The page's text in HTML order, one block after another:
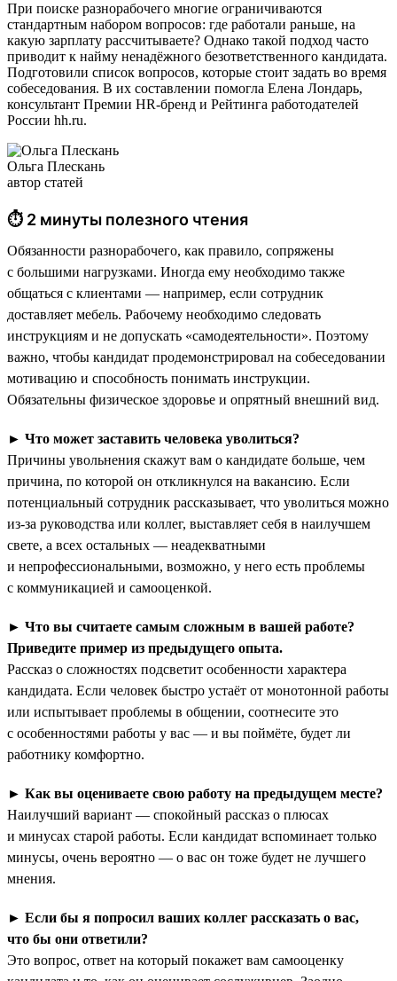
При поиске разнорабочего многие ограничиваются
стандартным набором вопросов: где работали раньше, на
какую зарплату рассчитываете? Однако такой подход часто
приводит к найму ненадёжного безответственного кандидата.
Подготовили список вопросов, которые стоит задать во время
собеседования. В их составлении помогла Елена Лондарь,
консультант Премии HR-бренд и Рейтинга работодателей
России hh.ru.
Ольга Плескань
автор статей
⏱ 2 минуты полезного чтения
Обязанности разнорабочего, как правило, сопряжены
с большими нагрузками. Иногда ему необходимо также
общаться с клиентами — например, если сотрудник
доставляет мебель. Рабочему необходимо следовать
инструкциям и не допускать «самодеятельности». Поэтому
важно, чтобы кандидат продемонстрировал на собеседовании
мотивацию и способность понимать инструкции.
Обязательны физическое здоровье и опрятный внешний вид.
► Что может заставить человека уволиться?
Причины увольнения скажут вам о кандидате больше, чем
причина, по которой он откликнулся на вакансию. Если
потенциальный сотрудник рассказывает, что уволиться можно
из-за руководства или коллег, выставляет себя в наилучшем
свете, а всех остальных — неадекватными
и непрофессиональными, возможно, у него есть проблемы
с коммуникацией и самооценкой.
► Что вы считаете самым сложным в вашей работе?
Приведите пример из предыдущего опыта.
Рассказ о сложностях подсветит особенности характера
кандидата. Если человек быстро устаёт от монотонной работы
или испытывает проблемы в общении, соотнесите это
с особенностями работы у вас — и вы поймёте, будет ли
работнику комфортно.
► Как вы оцениваете свою работу на предыдущем месте?
Наилучший вариант — спокойный рассказ о плюсах
и минусах старой работы. Если кандидат вспоминает только
минусы, очень вероятно — о вас он тоже будет не лучшего
мнения.
► Если бы я попросил ваших коллег рассказать о вас,
что бы они ответили?
Это вопрос, ответ на который покажет вам самооценку